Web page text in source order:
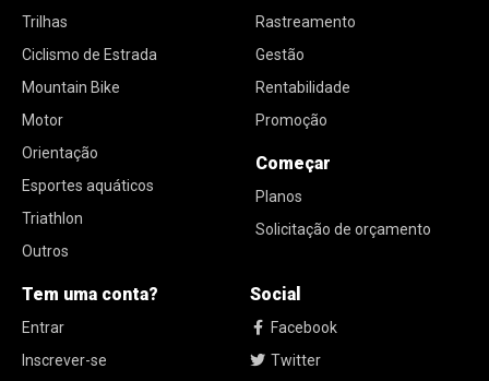
Trilhas
Ciclismo de Estrada
Mountain Bike
Motor
Orientação
Esportes aquáticos
Triathlon
Outros
Rastreamento
Gestão
Rentabilidade
Promoção
Começar
Planos
Solicitação de orçamento
Tem uma conta?
Entrar
Inscrever-se
Social
Facebook
Twitter